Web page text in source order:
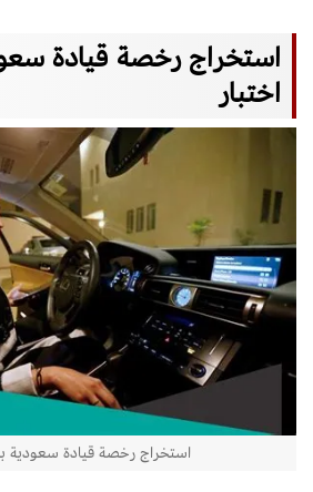
استخراج رخصة قيادة
اختبار
استخراج رخصة قيادة سعودية